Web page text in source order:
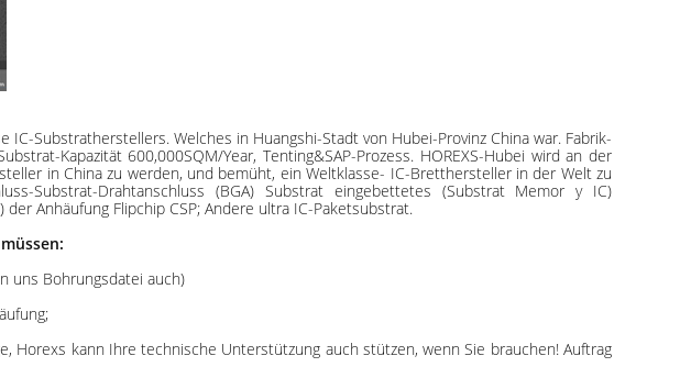
Substratherstellers. Welches in Huangshi-Stadt von Hubei-Provinz China war. Fabrik-
Kapazität 600,000SQM/Year, Tenting&SAP-Prozess. HOREXS-Hubei wird an der
in China zu werden, und bemüht, ein Weltklasse- IC-Bretthersteller in der Welt zu
Substrat-Drahtanschluss (BGA) Substrat eingebettetes (Substrat Memor y IC)
Anhäufung Flipchip CSP; Andere ultra IC-Paketsubstrat.
uns Bohrungsdatei auch)
Horexs kann Ihre technische Unterstützung auch stützen, wenn Sie brauchen! Auftrag